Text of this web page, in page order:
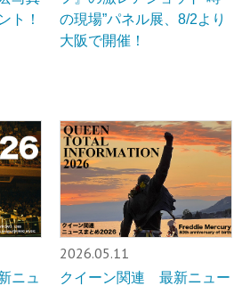
ト！
の現場”パネル展、8/2より
大阪で開催！
ニュ
2026.05.11
クイーン関連 最新ニュー